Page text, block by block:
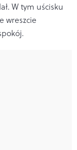
W tym uścisku
wreszcie